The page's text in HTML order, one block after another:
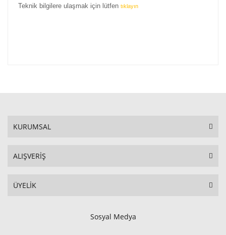
Teknik bilgilere ulaşmak için lütfen tıklayın
KURUMSAL
ALIŞVERİŞ
ÜYELİK
Sosyal Medya